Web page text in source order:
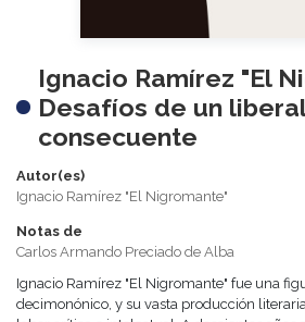
Ignacio Ramírez "El
Desafíos de un liberal
consecuente
Autor(es)
Ignacio Ramírez "El Nigromante"
Notas de
Carlos Armando Preciado de Alba
Ignacio Ramírez "El Nigromante" fue una
decimonónico, y su vasta producción